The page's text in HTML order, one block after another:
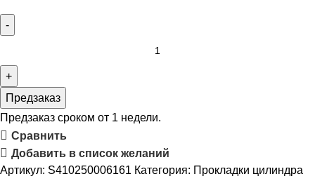
Предзаказ
Предзаказ сроком от 1 недели.
Сравнить
Добавить в список желаний
Артикул: S410250006161 Категория: Прокладки цилиндра